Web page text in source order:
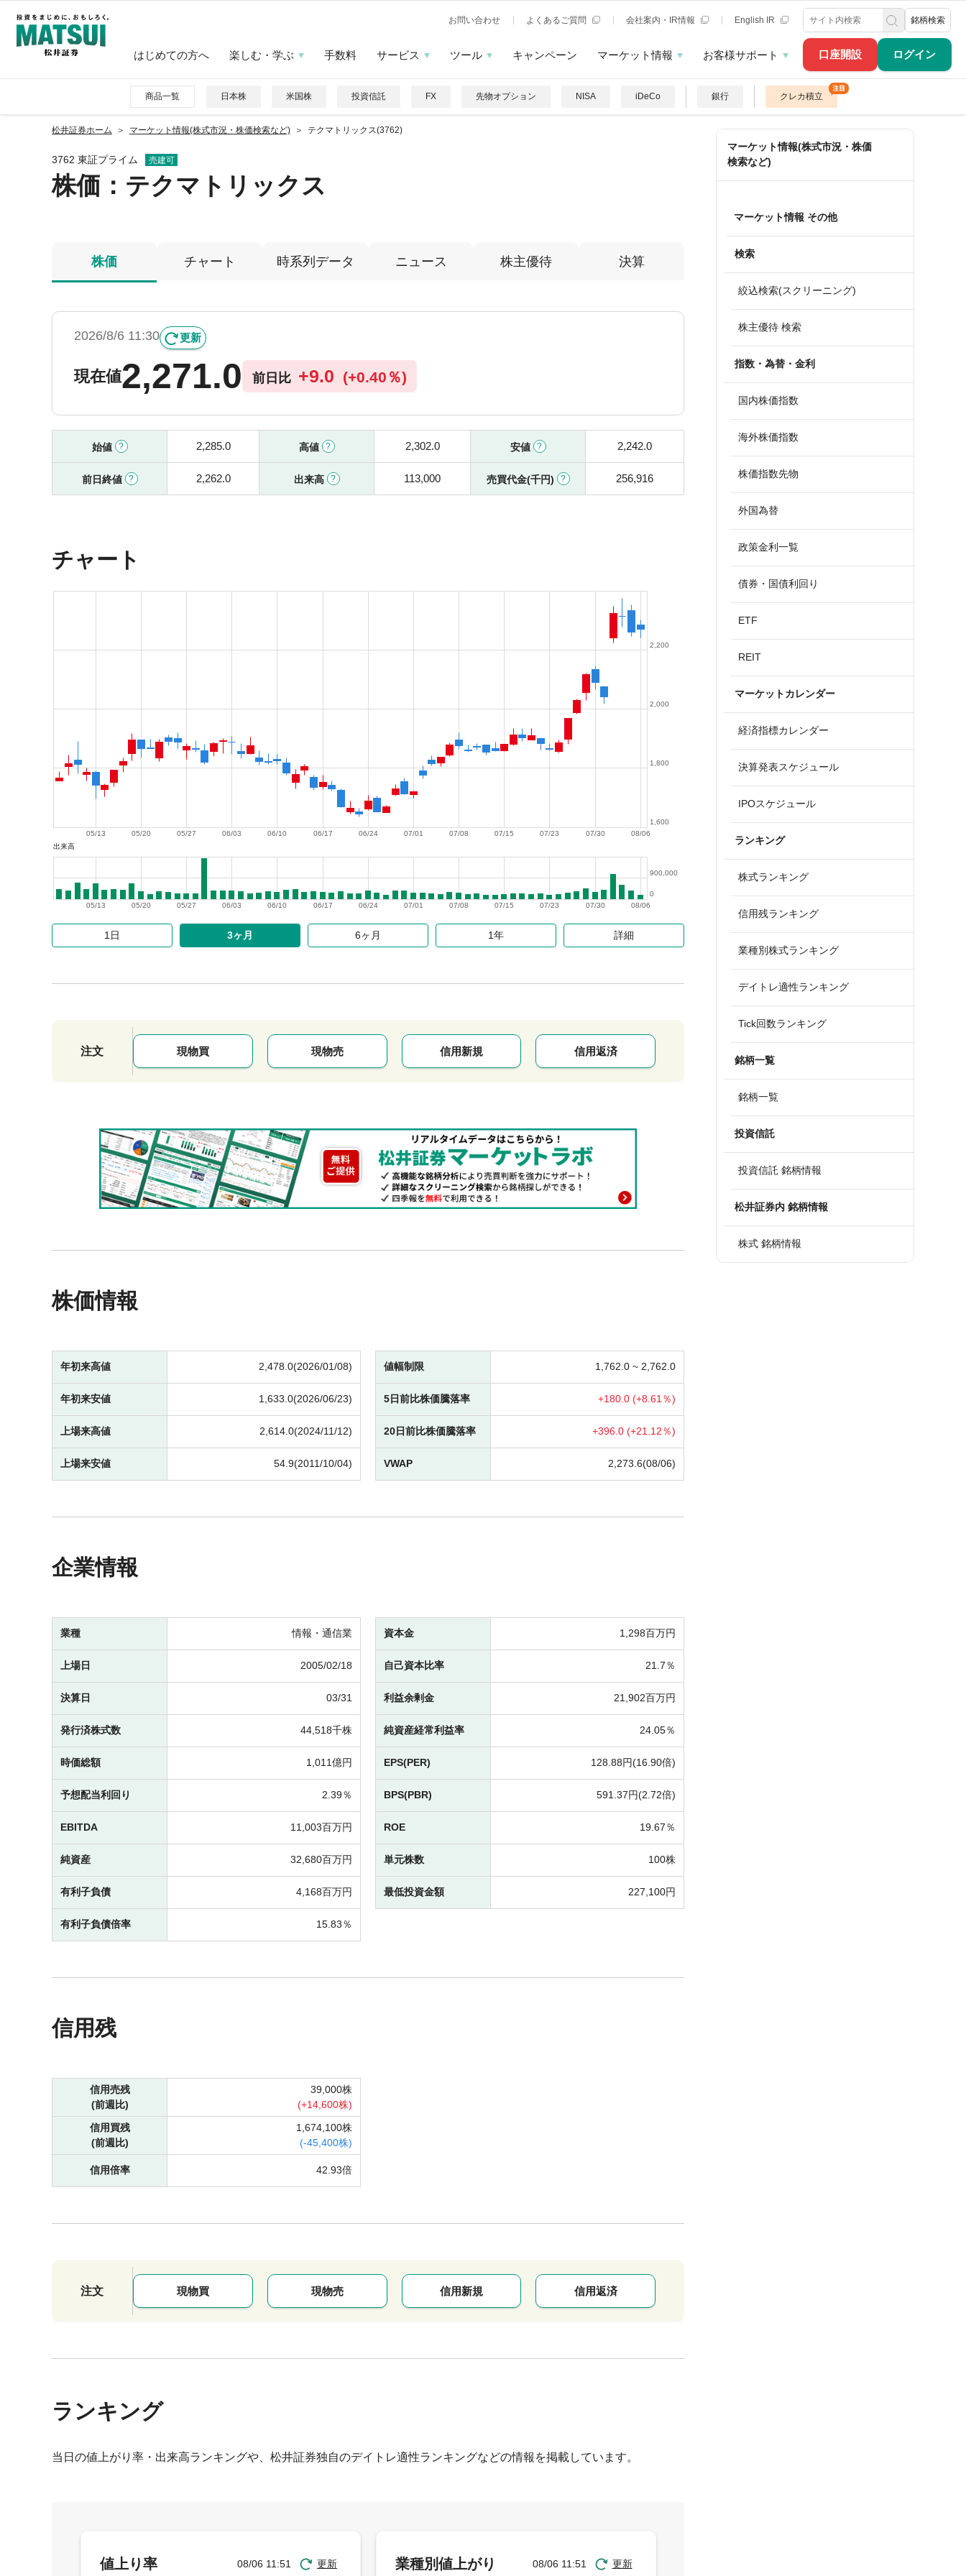
口座開設 ログイン
お問い合わせ よくあるご質問 会社案内・IR情報 English IR 銘柄検索
はじめての方へ 楽しむ・学ぶ 手数料 サービス ツール キャンペーン マーケット情報 お客様サポート
商品一覧 日本株 米国株 投資信託 FX 先物オプション NISA iDeCo 銀行 クレカ積立
松井証券ホーム マーケット情報(株式市況・株価検索など) テクマトリックス(3762)
3762 東証プライム 売建可
株価 ：テクマトリックス
株価 チャート 時系列データ ニュース 株主優待 決算
2026/8/6 11:30 更新
現在値2,271.0 前日比 +9.0 (+0.40％)
始値 2,285.0 高値 2,302.0 安値 2,242.0
前日終値 2,262.0 出来高 113,000 売買代金(千円) 256,916
チャート
08/06
07/30
07/23
07/15
07/08
07/01
06/24
06/17
06/10
06/03
05/27
05/20
05/13
1,600
1,800
2,000
2,200
出来高
08/06
07/30
07/23
07/15
07/08
07/01
06/24
06/17
06/10
06/03
05/27
05/20
05/13
0
900,000
1日 3ヶ月 6ヶ月 1年 詳細
注文 現物買 現物売 信用新規 信用返済
株価情報
年初来高値 2,478.0(2026/01/08)
年初来安値 1,633.0(2026/06/23)
上場来高値 2,614.0(2024/11/12)
上場来安値 54.9(2011/10/04)
値幅制限 1,762.0 ~ 2,762.0
5日前比株価騰落率 +180.0 (+8.61％)
20日前比株価騰落率 +396.0 (+21.12％)
VWAP 2,273.6(08/06)
企業情報
業種 情報・通信業
上場日 2005/02/18
決算日 03/31
発行済株式数 44,518千株
時価総額 1,011億円
予想配当利回り 2.39％
EBITDA 11,003百万円
純資産 32,680百万円
有利子負債 4,168百万円
有利子負債倍率 15.83％
資本金 1,298百万円
自己資本比率 21.7％
利益余剰金 21,902百万円
純資産経常利益率 24.05％
EPS(PER) 128.88円(16.90倍)
BPS(PBR) 591.37円(2.72倍)
ROE 19.67％
単元株数 100株
最低投資金額 227,100円
信用残
信用売残
(前週比)
39,000株
(+14,600株)
信用買残
(前週比)
1,674,100株
(-45,400株)
信用倍率 42.93倍
注文 現物買 現物売 信用新規 信用返済
ランキング
当日の値上がり率・出来高ランキングや、松井証券独自のデイトレ適性ランキングなどの情報を掲載しています。
マーケット情報(株式市況・株価
検索など)
マーケット情報 その他
検索
絞込検索(スクリーニング)
株主優待 検索
指数・為替・金利
国内株価指数
海外株価指数
株価指数先物
外国為替
政策金利一覧
債券・国債利回り
ETF
REIT
マーケットカレンダー
経済指標カレンダー
決算発表スケジュール
IPOスケジュール
ランキング
株式ランキング
信用残ランキング
業種別株式ランキング
デイトレ適性ランキング
Tick回数ランキング
銘柄一覧
銘柄一覧
投資信託
投資信託 銘柄情報
松井証券内 銘柄情報
株式 銘柄情報